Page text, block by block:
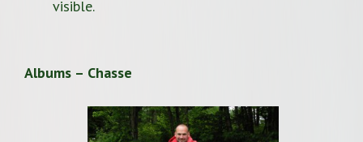
visible.
Albums – Chasse